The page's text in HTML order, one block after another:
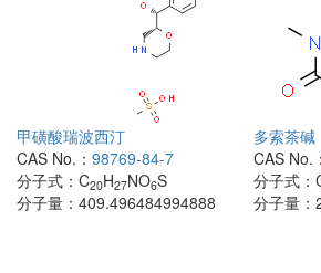
甲磺酸瑞波西汀
CAS No.： 98769-84-7
分子式： C20H27NO6S
分子量： 409.496484994888
多索茶碱
CAS No.：
分子式：
分子量：